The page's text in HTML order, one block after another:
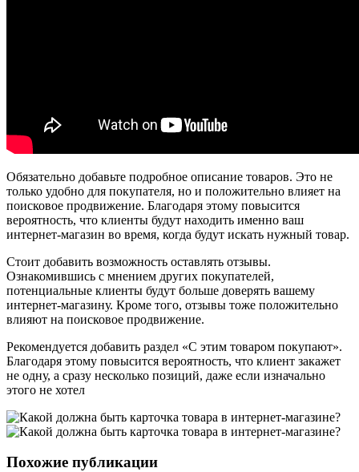
Обязательно добавьте подробное описание товаров. Это не
только удобно для покупателя, но и положительно влияет на
поисковое продвижение. Благодаря этому повысится
вероятность, что клиенты будут находить именно ваш
интернет-магазин во время, когда будут искать нужный товар.
Стоит добавить возможность оставлять отзывы.
Ознакомившись с мнением других покупателей,
потенциальные клиенты будут больше доверять вашему
интернет-магазину. Кроме того, отзывы тоже положительно
влияют на поисковое продвижение.
Рекомендуется добавить раздел «С этим товаром покупают».
Благодаря этому повысится вероятность, что клиент закажет
не одну, а сразу несколько позиций, даже если изначально
этого не хотел
Похожие публикации